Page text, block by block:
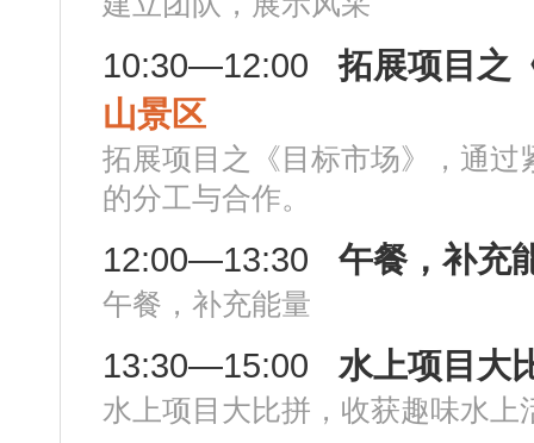
10:30—12:00
拓展项目之
山景区
拓展项目之《目标市场》，通过
的分工与合作。
12:00—13:30 午餐，补充
午餐，补充能量
13:30—15:00 水上项目大
水上项目大比拼，收获趣味水上